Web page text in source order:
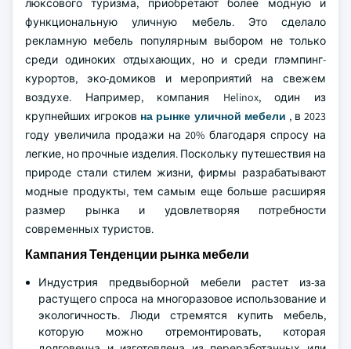
люксового туризма, приобретают более модную и
функциональную уличную мебель. Это сделало
рекламную мебель популярным выбором не только
среди одиноких отдыхающих, но и среди глэмпинг-
курортов, эко-домиков и мероприятий на свежем
воздухе. Например, компания Helinox, один из
крупнейших игроков на рынке уличной мебели , в 2023
году увеличила продажи на 20% благодаря спросу на
легкие, но прочные изделия. Поскольку путешествия на
природе стали стилем жизни, фирмы разрабатывают
модные продукты, тем самым еще больше расширяя
размер рынка и удовлетворяя потребности
современных туристов.
Кампания Тенденции рынка мебели
Индустрия предвыборной мебели растет из-за
растущего спроса на многоразовое использование и
экологичность. Люди стремятся купить мебель,
которую можно отремонтировать, которая